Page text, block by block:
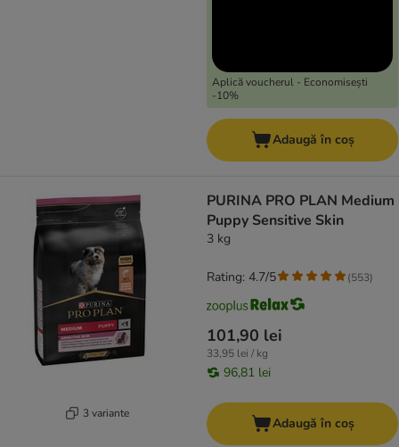
Aplică voucherul - Economisești
-10%
Adaugă în coș
3 variante
PURINA PRO PLAN Medium
Puppy Sensitive Skin
3 kg
101,90 lei
33,95 lei / kg
96,81 lei
Rating: 4.7/5 (553)
Adaugă în coș